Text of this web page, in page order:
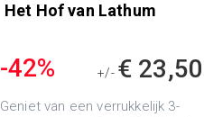
Het Hof van Lathum
-42% +/- € 23,50
Geniet van een verrukkelijk 3-